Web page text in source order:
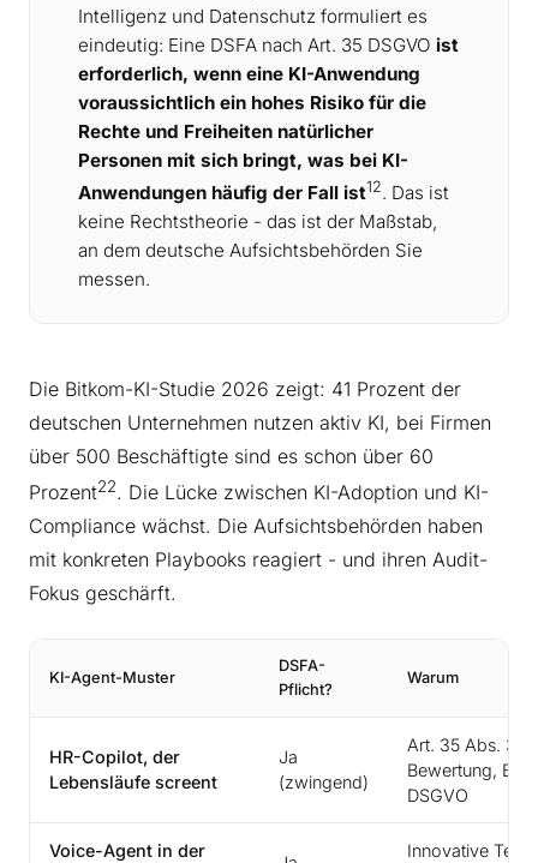
Intelligenz und Datenschutz formuliert es
eindeutig: Eine DSFA nach Art. 35 DSGVO ist
erforderlich, wenn eine KI-Anwendung
voraussichtlich ein hohes Risiko für die
Rechte und Freiheiten natürlicher
Personen mit sich bringt, was bei KI-
Anwendungen häufig der Fall ist12. Das ist
keine Rechtstheorie - das ist der Maßstab,
an dem deutsche Aufsichtsbehörden Sie
messen.
Die Bitkom-KI-Studie 2026 zeigt: 41 Prozent der
deutschen Unternehmen nutzen aktiv KI, bei Firmen
über 500 Beschäftigte sind es schon über 60
Prozent22. Die Lücke zwischen KI-Adoption und KI-
Compliance wächst. Die Aufsichtsbehörden haben
mit konkreten Playbooks reagiert - und ihren Audit-
Fokus geschärft.
KI-Agent-Muster
DSFA-
Pflicht?
Warum
HR-Copilot, der
Lebensläufe screent
Ja
(zwingend)
Art. 35 Abs. 3
Bewertung,
DSGVO
Voice-Agent in der
Innovative